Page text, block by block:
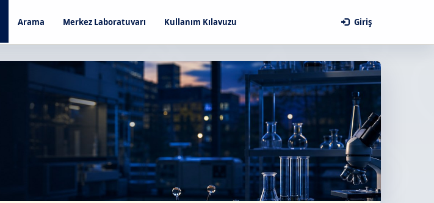
Arama Merkez Laboratuvarı Kullanım Kılavuzu Giriş